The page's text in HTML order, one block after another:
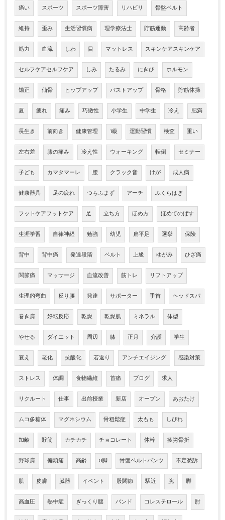
痛い スポーツ スポーツ障害 リハビリ 骨盤ベルト
維持 歪み 生活習慣病 理学療法士 貯筋運動 高齢者
筋力 血流 しわ 目 マットレス スキンケアスキンケア
セルフケアセルフケア しみ たるみ にきび ホルモン
矯正 仙骨 ヒップアップ バストアップ 骨格 貯筋体操
夏 疲れ 痛み 巧緻性 小学生 中学生 冷え 肥満
長生き 前向き 健康管理 1級 運動習慣 検査 重い
左右差 膝の痛み 冷え性 ウォーキング 転倒 セミナー
子ども カマタマーレ 腰 クラック音 けが 成人病
健康器具 足の疲れ つちふまず アーチ ふくらはぎ
フットケアフットケア 足 立ち方 ほめ方 ほめてのばす
生涯学習 自律神経 勉強 幼児 扁平足 選挙 保険
背中 背中痛 発達段階 ベルト 上級 ゆがみ ひざ痛
関節痛 マッサージ 血流改善 筋トレ リフトアップ
生理的弯曲 反り腰 発達 サポーター 手首 ヘッドスパ
巻き肩 好転反応 乾燥 乾燥肌 ミネラル 体型
やせる ダイエット 周辺 膝 正月 介護 学生
衰え 老化 抗酸化 若返り アンチエイジング 感染対策
ストレス 体調 食物繊維 首痛 ブログ 求人
リクルート 仕事 出前授業 新店 オープン あおたけ
ムコ多糖体 マグネシウム 骨粗鬆症 太もも しびれ
加齢 貯筋 カチカチ チョコレート 体幹 疲労骨折
野球肩 偏頭痛 高齢 O脚 骨盤ベルトパンツ 不定愁訴
肌 皮膚 臓器 イベント 股関節 駅近 腕 脚
高血圧 熱中症 ぎっくり腰 バンド コレステロール 肘